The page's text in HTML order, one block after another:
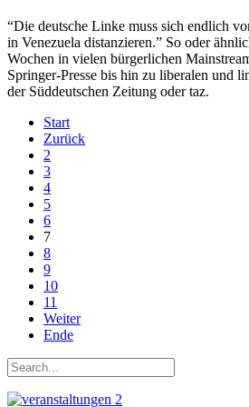
“Die deutsche Linke muss sich endlich
in Venezuela distanzieren.” So oder
Wochen in vielen bürgerlichen
Springer-Presse bis hin zu liberalen und
der Süddeutschen Zeitung oder taz.
Start
Zurück
2
3
4
5
6
7
8
9
10
11
Weiter
Ende